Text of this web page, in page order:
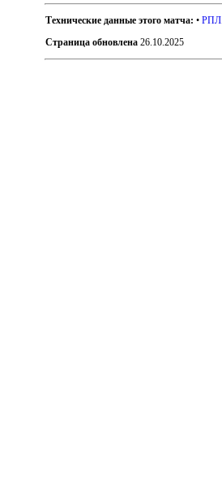
Технические данные этого матча: •РПЛ
Страница обновлена 26.10.2025